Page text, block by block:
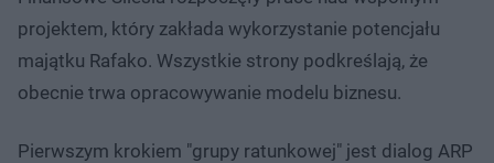
projektem, który zakłada wykorzystanie potencjału
majątku Rafako. Wszystkie strony podkreślają, że
obecnie trwa opracowywanie modelu biznesu.
Pierwszym krokiem "grupy ratunkowej" jest dialog ARP